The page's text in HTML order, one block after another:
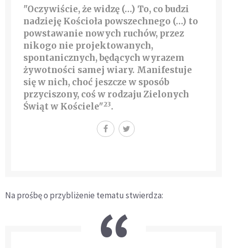
"Oczywiście, że widzę (…) To, co budzi
nadzieję Kościoła powszechnego (…) to
powstawanie nowych ruchów, przez
nikogo nie projektowanych,
spontanicznych, będących wyrazem
żywotności samej wiary. Manifestuje
się w nich, choć jeszcze w sposób
przyciszony, coś w rodzaju Zielonych
Świąt w Kościele"23.
Na prośbę o przybliżenie tematu stwierdza: